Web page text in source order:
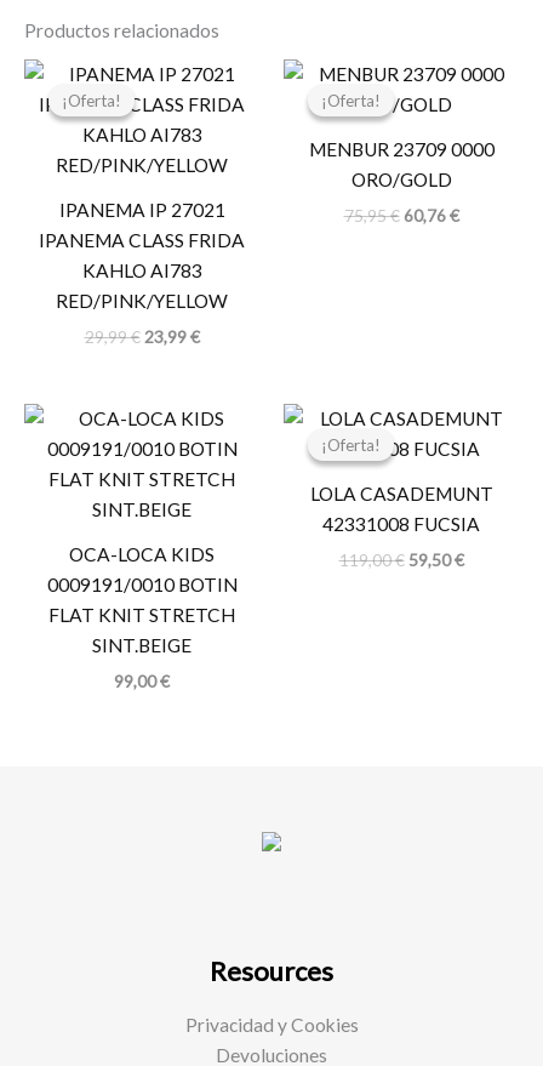
Productos relacionados
¡Oferta!
¡Oferta!
IPANEMA IP 27021
IPANEMA CLASS FRIDA
KAHLO AI783
RED/PINK/YELLOW
29,99€
El
original
era:
29,99 €.
23,99€
El
actual
es:
23,99 €.
¡Oferta!
¡Oferta!
MENBUR 23709 0000
ORO/GOLD
75,95€
El
original
75,95 €.
60,76€
El
60,76 €.
OCA-LOCA KIDS
0009191/0010 BOTIN
FLAT KNIT STRETCH
SINT.BEIGE
99,00€
¡Oferta!
¡Oferta!
LOLA CASADEMUNT
42331008 FUCSIA
119,00€
El
original
119,00 €.
59,50€
El
actual
59,50 €.
Resources
Privacidad y Cookies
Devoluciones